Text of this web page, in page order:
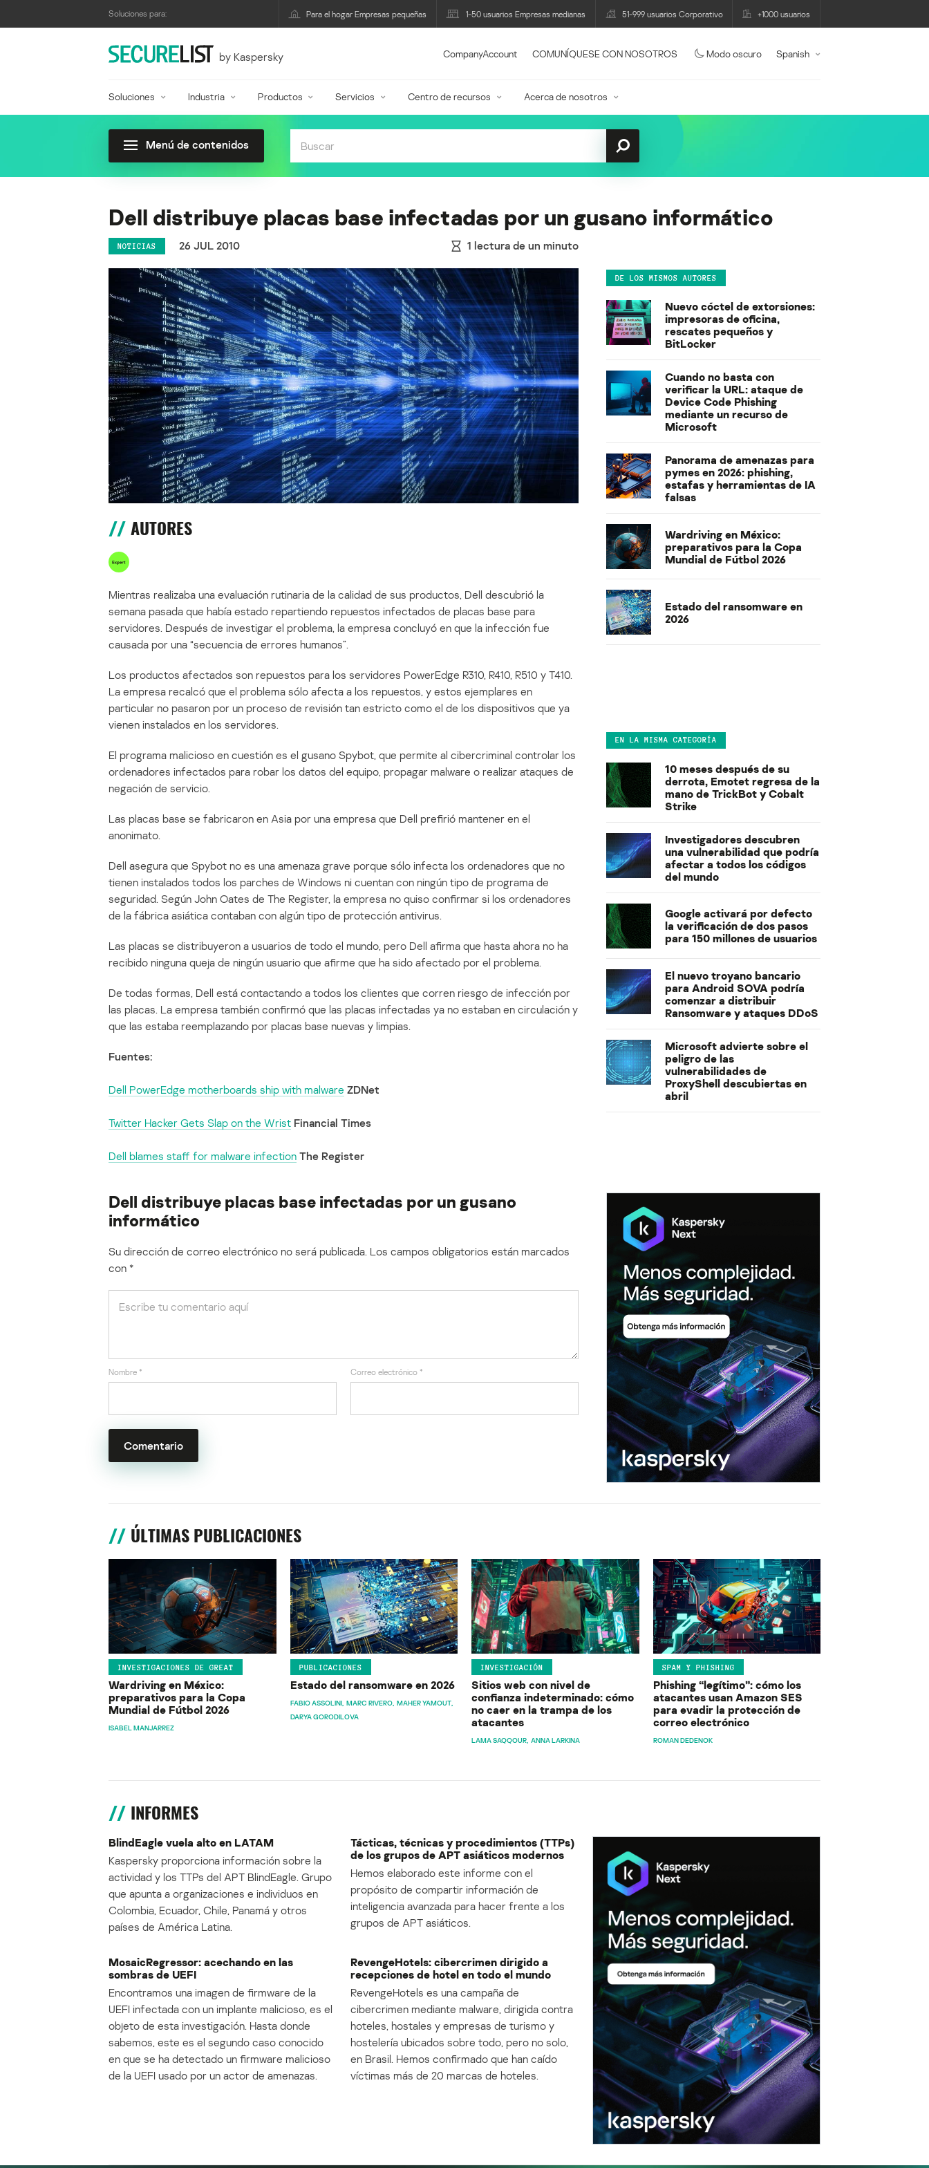
Soluciones para: Para el hogar Empresas pequeñas 1-50 usuarios Empresas medianas 51-999 usuarios Corporativo +1000 usuarios
by Kaspersky CompanyAccount COMUNÍQUESE CON NOSOTROS Modo oscuro Spanish
Soluciones Industria Productos Servicios Centro de recursos Acerca de nosotros
Menú de contenidos
Dell distribuye placas base infectadas por un gusano informático
NOTICIAS 26 JUL 2010 1 lectura de un minuto
AUTORES
Mientras realizaba una evaluación rutinaria de la calidad de sus productos, Dell descubrió la
semana pasada que había estado repartiendo repuestos infectados de placas base para
servidores. Después de investigar el problema, la empresa concluyó en que la infección fue
causada por una “secuencia de errores humanos”.
Los productos afectados son repuestos para los servidores PowerEdge R310, R410, R510 y T410.
La empresa recalcó que el problema sólo afecta a los repuestos, y estos ejemplares en
particular no pasaron por un proceso de revisión tan estricto como el de los dispositivos que ya
vienen instalados en los servidores.
El programa malicioso en cuestión es el gusano Spybot, que permite al cibercriminal controlar los
ordenadores infectados para robar los datos del equipo, propagar malware o realizar ataques de
negación de servicio.
Las placas base se fabricaron en Asia por una empresa que Dell prefirió mantener en el
anonimato.
Dell asegura que Spybot no es una amenaza grave porque sólo infecta los ordenadores que no
tienen instalados todos los parches de Windows ni cuentan con ningún tipo de programa de
seguridad. Según John Oates de The Register, la empresa no quiso confirmar si los ordenadores
de la fábrica asiática contaban con algún tipo de protección antivirus.
Las placas se distribuyeron a usuarios de todo el mundo, pero Dell afirma que hasta ahora no ha
recibido ninguna queja de ningún usuario que afirme que ha sido afectado por el problema.
De todas formas, Dell está contactando a todos los clientes que corren riesgo de infección por
las placas. La empresa también confirmó que las placas infectadas ya no estaban en circulación y
que las estaba reemplazando por placas base nuevas y limpias.
Fuentes:
Dell PowerEdge motherboards ship with malware ZDNet
Twitter Hacker Gets Slap on the Wrist Financial Times
Dell blames staff for malware infection The Register
Dell distribuye placas base infectadas por un gusano
informático
Su dirección de correo electrónico no será publicada. Los campos obligatorios están marcados
con *
Nombre * Correo electrónico *
DE LOS MISMOS AUTORES
Nuevo cóctel de extorsiones:
impresoras de oficina,
rescates pequeños y
BitLocker
Cuando no basta con
verificar la URL: ataque de
Device Code Phishing
mediante un recurso de
Microsoft
Panorama de amenazas para
pymes en 2026: phishing,
estafas y herramientas de IA
falsas
Wardriving en México:
preparativos para la Copa
Mundial de Fútbol 2026
Estado del ransomware en
2026
EN LA MISMA CATEGORÍA
10 meses después de su
derrota, Emotet regresa de la
mano de TrickBot y Cobalt
Strike
Investigadores descubren
una vulnerabilidad que podría
afectar a todos los códigos
del mundo
Google activará por defecto
la verificación de dos pasos
para 150 millones de usuarios
El nuevo troyano bancario
para Android SOVA podría
comenzar a distribuir
Ransomware y ataques DDoS
Microsoft advierte sobre el
peligro de las
vulnerabilidades de
ProxyShell descubiertas en
abril
ÚLTIMAS PUBLICACIONES
INVESTIGACIONES DE GREAT
Wardriving en México:
preparativos para la Copa
Mundial de Fútbol 2026
ISABEL MANJARREZ
PUBLICACIONES
Estado del ransomware en 2026
FABIO ASSOLINI MARC RIVERO MAHER YAMOUT
DARYA GORODILOVA
INVESTIGACIÓN
Sitios web con nivel de
confianza indeterminado: cómo
no caer en la trampa de los
atacantes
LAMA SAQQOUR ANNA LARKINA
SPAM Y PHISHING
Phishing “legítimo”: cómo los
atacantes usan Amazon SES
para evadir la protección de
correo electrónico
ROMAN DEDENOK
INFORMES
BlindEagle vuela alto en LATAM
Kaspersky proporciona información sobre la
actividad y los TTPs del APT BlindEagle. Grupo
que apunta a organizaciones e individuos en
Colombia, Ecuador, Chile, Panamá y otros
países de América Latina.
Tácticas, técnicas y procedimientos (TTPs)
de los grupos de APT asiáticos modernos
Hemos elaborado este informe con el
propósito de compartir información de
inteligencia avanzada para hacer frente a los
grupos de APT asiáticos.
MosaicRegressor: acechando en las
sombras de UEFI
Encontramos una imagen de firmware de la
UEFI infectada con un implante malicioso, es el
objeto de esta investigación. Hasta donde
sabemos, este es el segundo caso conocido
en que se ha detectado un firmware malicioso
de la UEFI usado por un actor de amenazas.
RevengeHotels: cibercrimen dirigido a
recepciones de hotel en todo el mundo
RevengeHotels es una campaña de
cibercrimen mediante malware, dirigida contra
hoteles, hostales y empresas de turismo y
hostelería ubicados sobre todo, pero no solo,
en Brasil. Hemos confirmado que han caído
víctimas más de 20 marcas de hoteles.